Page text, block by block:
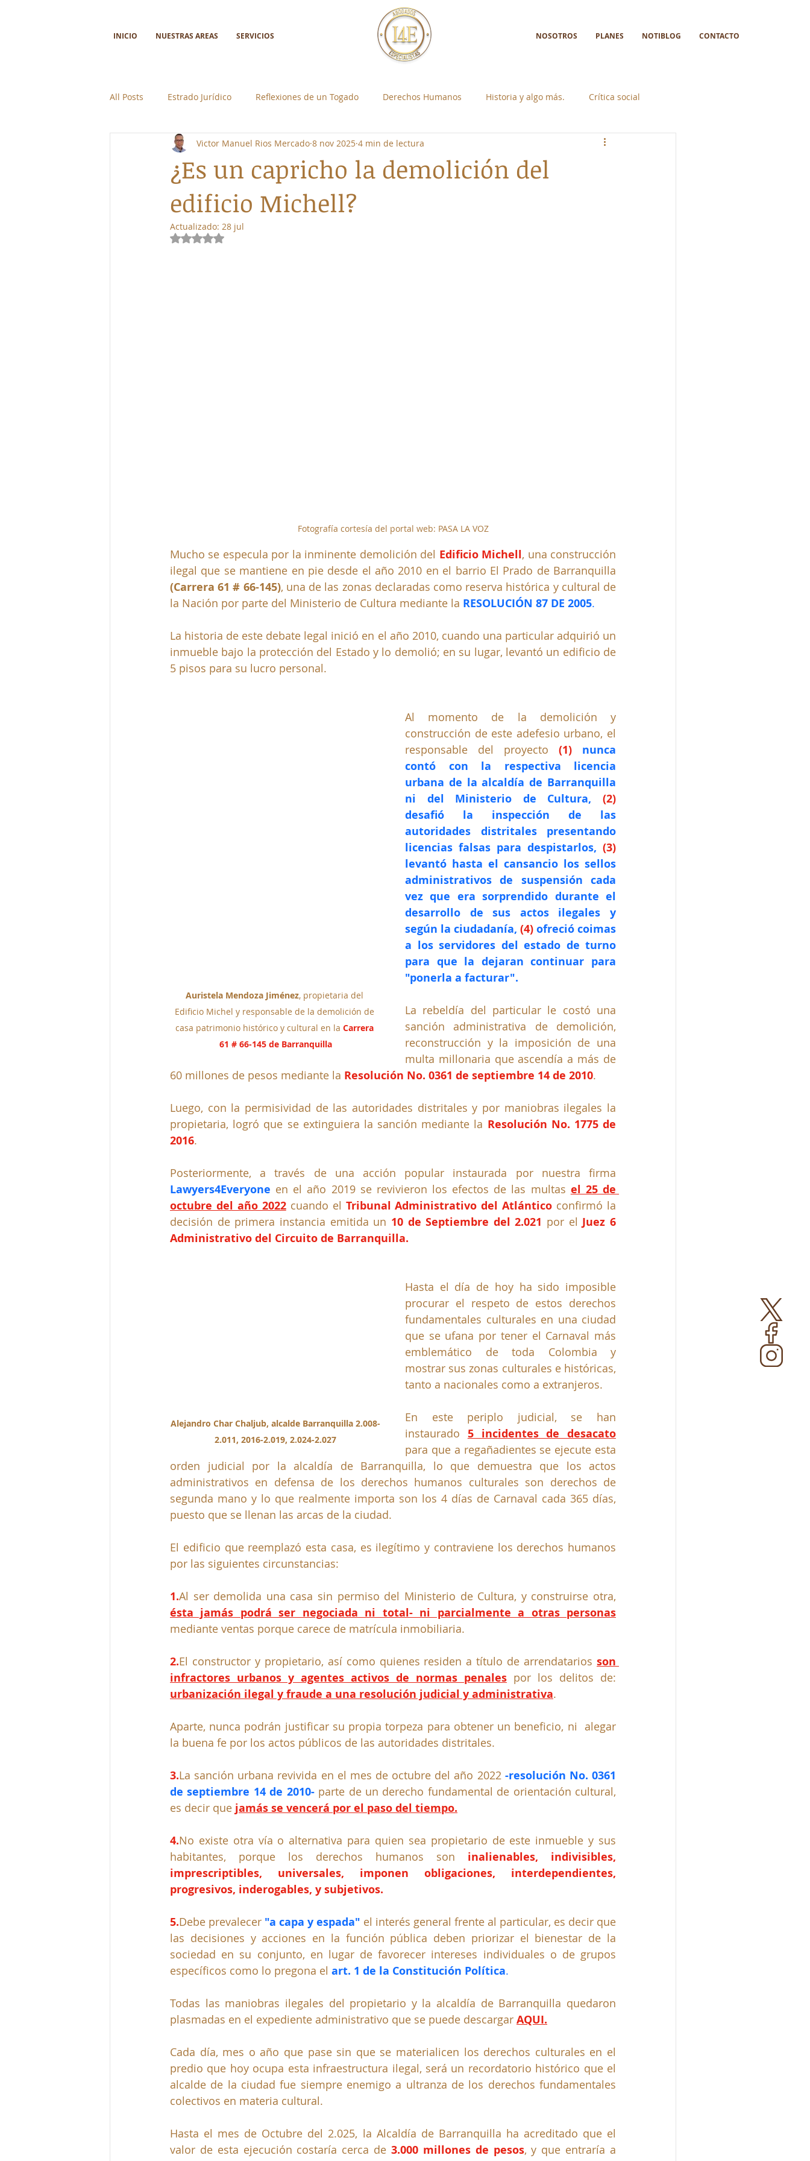
INICIO NUESTRAS AREAS SERVICIOS NOSOTROS PLANES NOTIBLOG CONTACTO
All Posts Estrado Jurídico Reflexiones de un Togado Derechos Humanos Historia y algo más. Crítica social
Ciencia y tecnología Colabora con Nosotros Control Social Individual
¿Es un capricho la demolición del
edificio Michell?
Victor Manuel Rios Mercado 8 nov 2025 4 min de lectura
Actualizado: 28 jul
Obtuvo NaN de 5 estrellas.
Fotografía cortesía del portal web: PASA LA VOZ
Mucho se especula por la inminente demolición del Edificio Michell, una construcción
(Carrera 61 # 66-145), una de las zonas declaradas como reserva histórica y cultural de
la Nación por parte del Ministerio de Cultura mediante la RESOLUCIÓN 87 DE 2005.
La historia de este debate legal inició en el año 2010, cuando una particular adquirió un
inmueble bajo la protección del Estado y lo demolió; en su lugar, levantó un edificio de
5 pisos para su lucro personal.
Auristela Mendoza Jiménez, propietaria del
Edificio Michel y responsable de la demolición de
casa patrimonio histórico y cultural en la Carrera
61 # 66-145 de Barranquilla
Al momento de la demolición y
construcción de este adefesio urbano, el
responsable del proyecto
(1)
nunca
contó con la respectiva licencia
urbana de la alcaldía de Barranquilla
ni del Ministerio de Cultura,
desafió la inspección de las
autoridades distritales presentando
licencias falsas para despistarlos,
levantó hasta el cansancio los sellos
administrativos de suspensión cada
vez que era sorprendido durante el
desarrollo de sus actos ilegales y
según la ciudadanía, (4) ofreció coimas
a los servidores del estado de turno
para que la dejaran continuar para
"ponerla a facturar".
La rebeldía del particular le costó una
sanción administrativa de demolición,
reconstrucción y la imposición de una
multa millonaria que ascendía a más de
60 millones de pesos mediante la Resolución No. 0361 de septiembre 14 de 2010.
Luego, con la permisividad de las autoridades distritales y por maniobras ilegales la
propietaria, logró que se extinguiera la sanción mediante la Resolución No. 1775 de
2016.
Lawyers4Everyone en el año 2019 se revivieron los efectos de las multas el 25 de
octubre del año 2022 cuando el Tribunal Administrativo del Atlántico confirmó la
decisión de primera instancia emitida un 10 de Septiembre del 2.021 por el Juez 6
Administrativo del Circuito de Barranquilla.
Alejandro Char Chaljub, alcalde Barranquilla 2.008-
2.011, 2016-2.019, 2.024-2.027
Hasta el día de hoy ha sido imposible
procurar el respeto de estos derechos
fundamentales culturales en una ciudad
que se ufana por tener el Carnaval más
emblemático de toda Colombia y
mostrar sus zonas culturales e históricas,
tanto a nacionales como a extranjeros.
En este periplo judicial, se han
instaurado 5 incidentes de desacato
para que a regañadientes se ejecute esta
orden judicial por la alcaldía de Barranquilla, lo que demuestra que los actos
administrativos en defensa de los derechos humanos culturales son derechos de
segunda mano y lo que realmente importa son los 4 días de Carnaval cada 365 días,
puesto que se llenan las arcas de la ciudad.
El edificio que reemplazó esta casa, es ilegítimo y contraviene los derechos humanos
por las siguientes circunstancias:
1.Al ser demolida una casa sin permiso del Ministerio de Cultura, y construirse otra,
ésta jamás podrá ser negociada ni total- ni parcialmente a otras personas
mediante ventas porque carece de matrícula inmobiliaria.
2.El constructor y propietario, así como quienes residen a título de arrendatarios son
infractores urbanos y agentes activos de normas penales
urbanización ilegal y fraude a una resolución judicial y administrativa.
Aparte, nunca podrán justificar su propia torpeza para obtener un beneficio, ni  alegar
la buena fe por los actos públicos de las autoridades distritales.
3.La sanción urbana revivida en el mes de octubre del año 2022 -resolución No. 0361
de septiembre 14 de 2010- parte de un derecho fundamental de orientación cultural,
es decir que jamás se vencerá por el paso del tiempo.
4.No existe otra vía o alternativa para quien sea propietario de este inmueble y sus
habitantes, porque los derechos humanos son
inalienables, indivisibles,
imprescriptibles, universales, imponen obligaciones, interdependientes,
progresivos, inderogables, y subjetivos.
5.Debe prevalecer "a capa y espada"
las decisiones y acciones en la función pública deben priorizar el bienestar de la
sociedad en su conjunto, en lugar de favorecer intereses individuales o de grupos
específicos como lo pregona el art. 1 de la Constitución Política.
Todas las maniobras ilegales del propietario y la alcaldía de Barranquilla quedaron
plasmadas en el expediente administrativo que se puede descargar AQUI.
Cada día, mes o año que pase sin que se materialicen los derechos culturales en el
predio que hoy ocupa esta infraestructura ilegal, será un recordatorio histórico que el
alcalde de la ciudad fue siempre enemigo a ultranza de los derechos fundamentales
colectivos en materia cultural.
Hasta el mes de Octubre del 2.025, la Alcaldía de Barranquilla ha acreditado que el
valor de esta ejecución costaría cerca de 3.000 millones de pesos, y que entraría a